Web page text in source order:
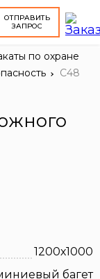
ОТПРАВИТЬ
ЗАПРОС
по охране
С48
1200х1000
багет